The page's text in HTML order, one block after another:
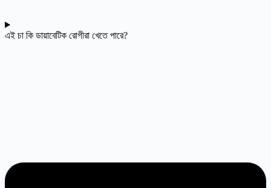
এই চা কি ডায়াবেটিক রোগীরা খেতে পারে?